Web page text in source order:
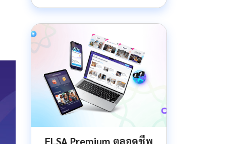
ELSA Premium ตลอดชีพ